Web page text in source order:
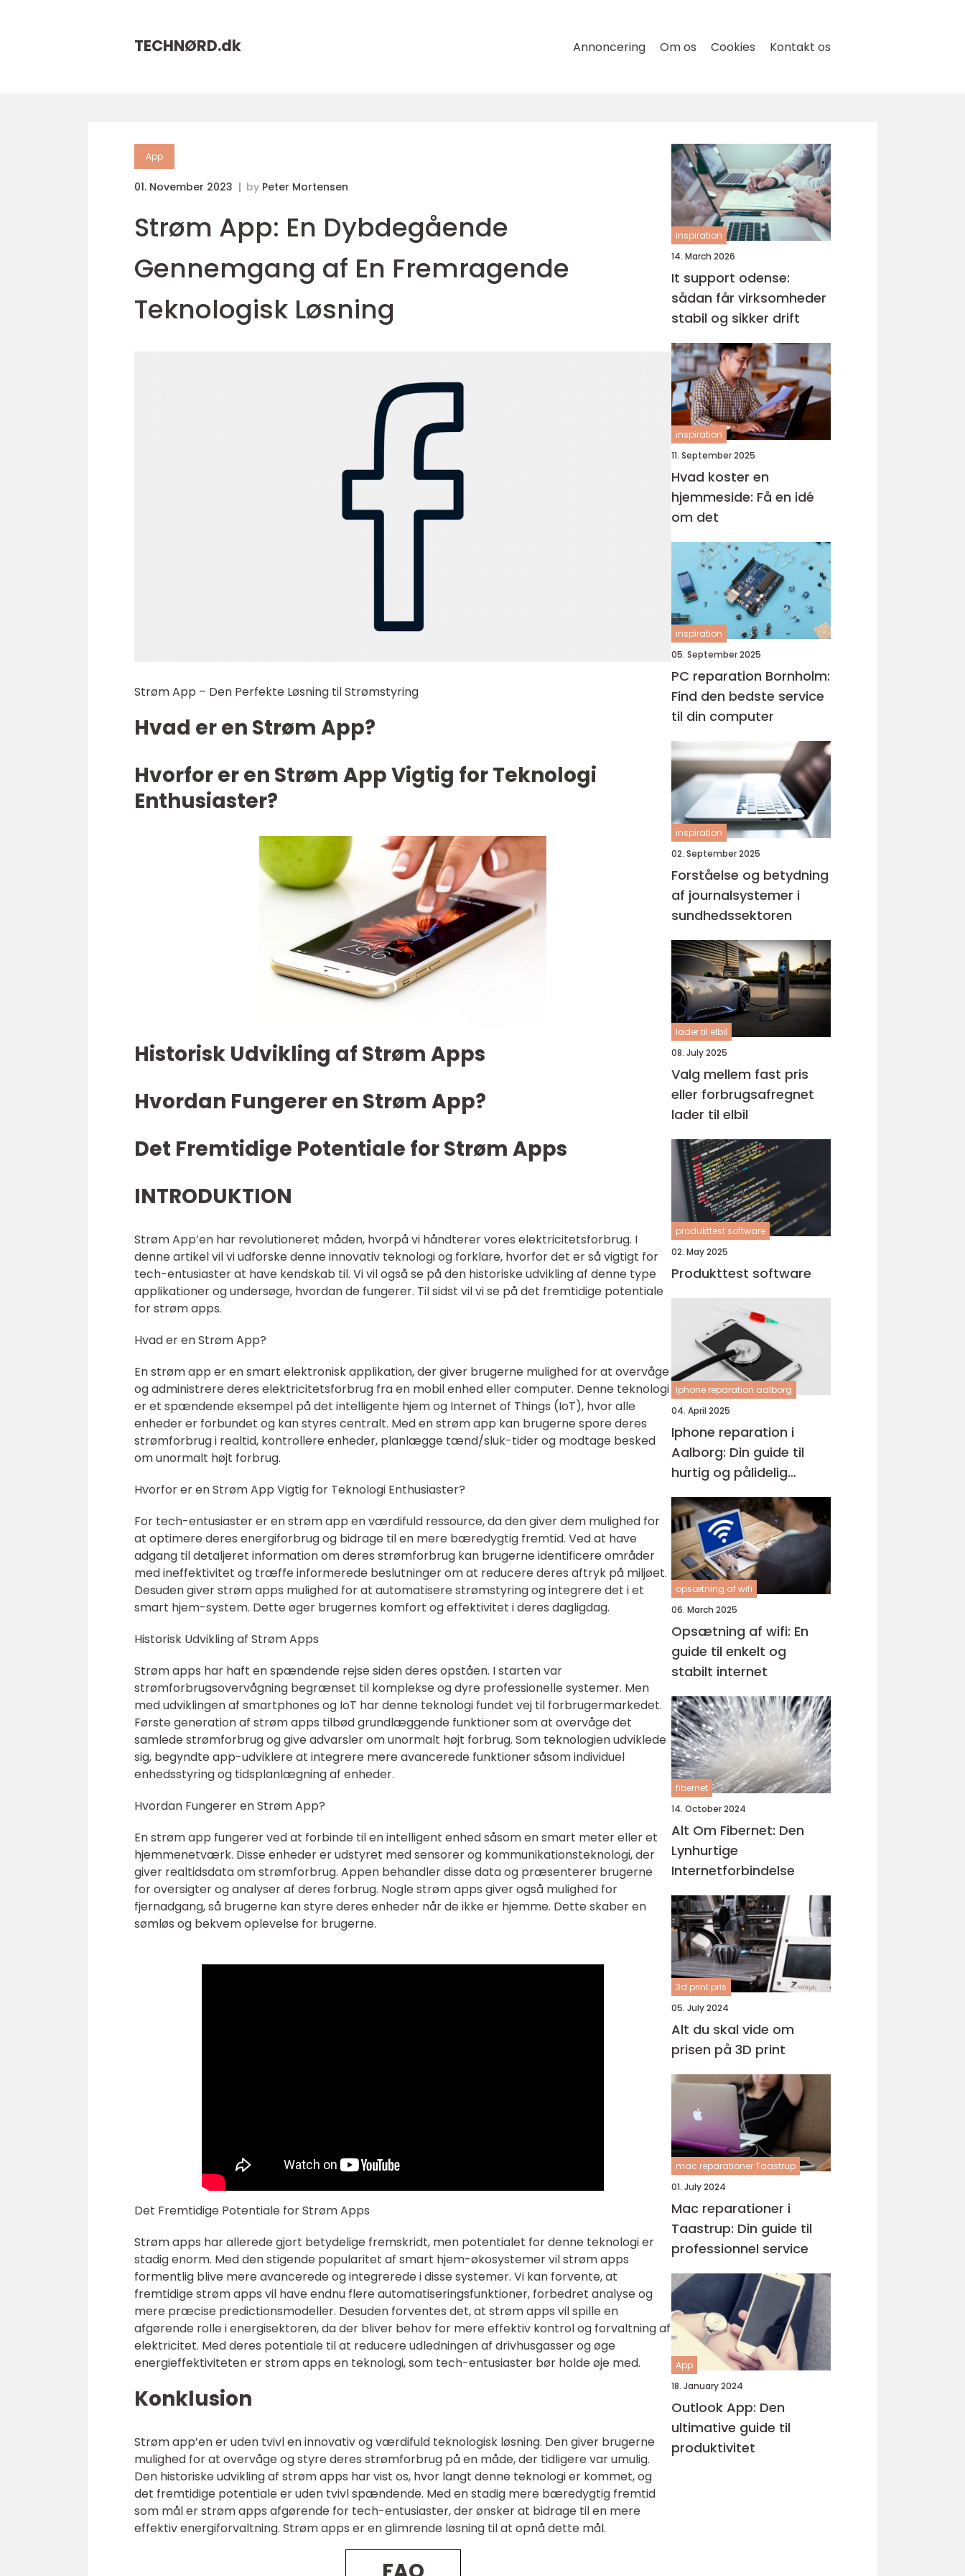
TECHNØRD.dk Annoncering Om os Cookies Kontakt os
App
01. November 2023 by Peter Mortensen
Strøm App: En Dybdegående
Gennemgang af En Fremragende
Teknologisk Løsning
Strøm App – Den Perfekte Løsning til Strømstyring
Hvad er en Strøm App?
Hvorfor er en Strøm App Vigtig for Teknologi
Enthusiaster?
Historisk Udvikling af Strøm Apps
Hvordan Fungerer en Strøm App?
Det Fremtidige Potentiale for Strøm Apps
INTRODUKTION
Strøm App’en har revolutioneret måden, hvorpå vi håndterer vores elektricitetsforbrug. I
denne artikel vil vi udforske denne innovativ teknologi og forklare, hvorfor det er så vigtigt for
tech-entusiaster at have kendskab til. Vi vil også se på den historiske udvikling af denne type
applikationer og undersøge, hvordan de fungerer. Til sidst vil vi se på det fremtidige potentiale
for strøm apps.
Hvad er en Strøm App?
En strøm app er en smart elektronisk applikation, der giver brugerne mulighed for at overvåge
og administrere deres elektricitetsforbrug fra en mobil enhed eller computer. Denne teknologi
er et spændende eksempel på det intelligente hjem og Internet of Things (IoT), hvor alle
enheder er forbundet og kan styres centralt. Med en strøm app kan brugerne spore deres
strømforbrug i realtid, kontrollere enheder, planlægge tænd/sluk-tider og modtage besked
om unormalt højt forbrug.
Hvorfor er en Strøm App Vigtig for Teknologi Enthusiaster?
For tech-entusiaster er en strøm app en værdifuld ressource, da den giver dem mulighed for
at optimere deres energiforbrug og bidrage til en mere bæredygtig fremtid. Ved at have
adgang til detaljeret information om deres strømforbrug kan brugerne identificere områder
med ineffektivitet og træffe informerede beslutninger om at reducere deres aftryk på miljøet.
Desuden giver strøm apps mulighed for at automatisere strømstyring og integrere det i et
smart hjem-system. Dette øger brugernes komfort og effektivitet i deres dagligdag.
Historisk Udvikling af Strøm Apps
Strøm apps har haft en spændende rejse siden deres opståen. I starten var
strømforbrugsovervågning begrænset til komplekse og dyre professionelle systemer. Men
med udviklingen af smartphones og IoT har denne teknologi fundet vej til forbrugermarkedet.
Første generation af strøm apps tilbød grundlæggende funktioner som at overvåge det
samlede strømforbrug og give advarsler om unormalt højt forbrug. Som teknologien udviklede
sig, begyndte app-udviklere at integrere mere avancerede funktioner såsom individuel
enhedsstyring og tidsplanlægning af enheder.
Hvordan Fungerer en Strøm App?
En strøm app fungerer ved at forbinde til en intelligent enhed såsom en smart meter eller et
hjemmenetværk. Disse enheder er udstyret med sensorer og kommunikationsteknologi, der
giver realtidsdata om strømforbrug. Appen behandler disse data og præsenterer brugerne
for oversigter og analyser af deres forbrug. Nogle strøm apps giver også mulighed for
fjernadgang, så brugerne kan styre deres enheder når de ikke er hjemme. Dette skaber en
sømløs og bekvem oplevelse for brugerne.
Det Fremtidige Potentiale for Strøm Apps
Strøm apps har allerede gjort betydelige fremskridt, men potentialet for denne teknologi er
stadig enorm. Med den stigende popularitet af smart hjem-økosystemer vil strøm apps
formentlig blive mere avancerede og integrerede i disse systemer. Vi kan forvente, at
fremtidige strøm apps vil have endnu flere automatiseringsfunktioner, forbedret analyse og
mere præcise predictionsmodeller. Desuden forventes det, at strøm apps vil spille en
afgørende rolle i energisektoren, da der bliver behov for mere effektiv kontrol og forvaltning af
elektricitet. Med deres potentiale til at reducere udledningen af drivhusgasser og øge
energieffektiviteten er strøm apps en teknologi, som tech-entusiaster bør holde øje med.
Konklusion
Strøm app’en er uden tvivl en innovativ og værdifuld teknologisk løsning. Den giver brugerne
mulighed for at overvåge og styre deres strømforbrug på en måde, der tidligere var umulig.
Den historiske udvikling af strøm apps har vist os, hvor langt denne teknologi er kommet, og
det fremtidige potentiale er uden tvivl spændende. Med en stadig mere bæredygtig fremtid
som mål er strøm apps afgørende for tech-entusiaster, der ønsker at bidrage til en mere
effektiv energiforvaltning. Strøm apps er en glimrende løsning til at opnå dette mål.
inspiration
14. March 2026
It support odense:
sådan får virksomheder
stabil og sikker drift
inspiration
11. September 2025
Hvad koster en
hjemmeside: Få en idé
om det
inspiration
05. September 2025
PC reparation Bornholm:
Find den bedste service
til din computer
inspiration
02. September 2025
Forståelse og betydning
af journalsystemer i
sundhedssektoren
lader til elbil
08. July 2025
Valg mellem fast pris
eller forbrugsafregnet
lader til elbil
produkttest software
02. May 2025
Produkttest software
Iphone reparation aalborg
04. April 2025
Iphone reparation i
Aalborg: Din guide til
hurtig og pålidelig
service
opsætning af wifi
06. March 2025
Opsætning af wifi: En
guide til enkelt og
stabilt internet
fibernet
14. October 2024
Alt Om Fibernet: Den
Lynhurtige
Internetforbindelse
3d print pris
05. July 2024
Alt du skal vide om
prisen på 3D print
mac reparationer Taastrup
01. July 2024
Mac reparationer i
Taastrup: Din guide til
professionnel service
App
18. January 2024
Outlook App: Den
ultimative guide til
produktivitet